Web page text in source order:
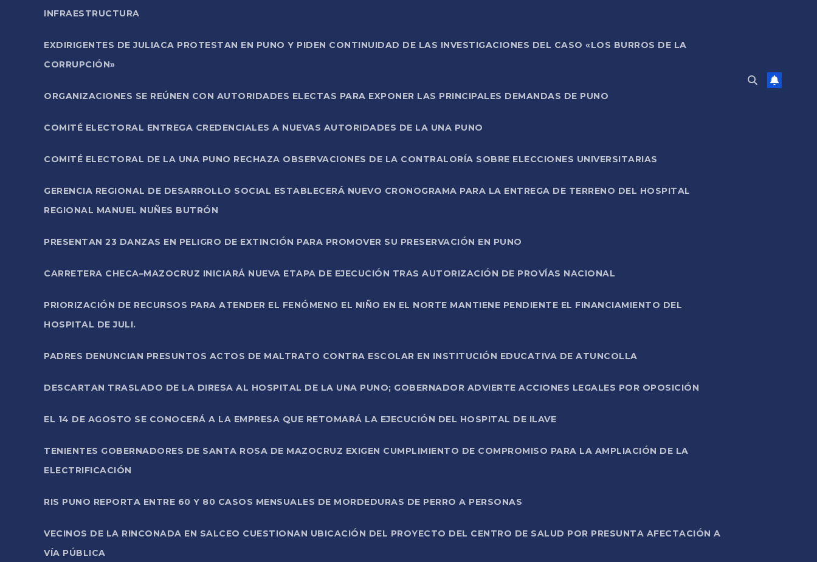
INFRAESTRUCTURA
EXDIRIGENTES DE JULIACA PROTESTAN EN PUNO Y PIDEN CONTINUIDAD DE LAS INVESTIGACIONES DEL CASO «LOS BURROS DE LA
CORRUPCIÓN»
ORGANIZACIONES SE REÚNEN CON AUTORIDADES ELECTAS PARA EXPONER LAS PRINCIPALES DEMANDAS DE PUNO
COMITÉ ELECTORAL ENTREGA CREDENCIALES A NUEVAS AUTORIDADES DE LA UNA PUNO
COMITÉ ELECTORAL DE LA UNA PUNO RECHAZA OBSERVACIONES DE LA CONTRALORÍA SOBRE ELECCIONES UNIVERSITARIAS
GERENCIA REGIONAL DE DESARROLLO SOCIAL ESTABLECERÁ NUEVO CRONOGRAMA PARA LA ENTREGA DE TERRENO DEL HOSPITAL
REGIONAL MANUEL NUÑES BUTRÓN
PRESENTAN 23 DANZAS EN PELIGRO DE EXTINCIÓN PARA PROMOVER SU PRESERVACIÓN EN PUNO
CARRETERA CHECA–MAZOCRUZ INICIARÁ NUEVA ETAPA DE EJECUCIÓN TRAS AUTORIZACIÓN DE PROVÍAS NACIONAL
PRIORIZACIÓN DE RECURSOS PARA ATENDER EL FENÓMENO EL NIÑO EN EL NORTE MANTIENE PENDIENTE EL FINANCIAMIENTO DEL
HOSPITAL DE JULI.
PADRES DENUNCIAN PRESUNTOS ACTOS DE MALTRATO CONTRA ESCOLAR EN INSTITUCIÓN EDUCATIVA DE ATUNCOLLA
DESCARTAN TRASLADO DE LA DIRESA AL HOSPITAL DE LA UNA PUNO; GOBERNADOR ADVIERTE ACCIONES LEGALES POR OPOSICIÓN
EL 14 DE AGOSTO SE CONOCERÁ A LA EMPRESA QUE RETOMARÁ LA EJECUCIÓN DEL HOSPITAL DE ILAVE
TENIENTES GOBERNADORES DE SANTA ROSA DE MAZOCRUZ EXIGEN CUMPLIMIENTO DE COMPROMISO PARA LA AMPLIACIÓN DE LA
ELECTRIFICACIÓN
RIS PUNO REPORTA ENTRE 60 Y 80 CASOS MENSUALES DE MORDEDURAS DE PERRO A PERSONAS
VECINOS DE LA RINCONADA EN SALCEO CUESTIONAN UBICACIÓN DEL PROYECTO DEL CENTRO DE SALUD POR PRESUNTA AFECTACIÓN A
VÍA PÚBLICA